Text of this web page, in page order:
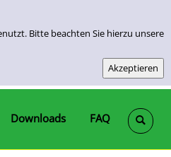
Bitte beachten Sie hierzu unsere
Downloads FAQ